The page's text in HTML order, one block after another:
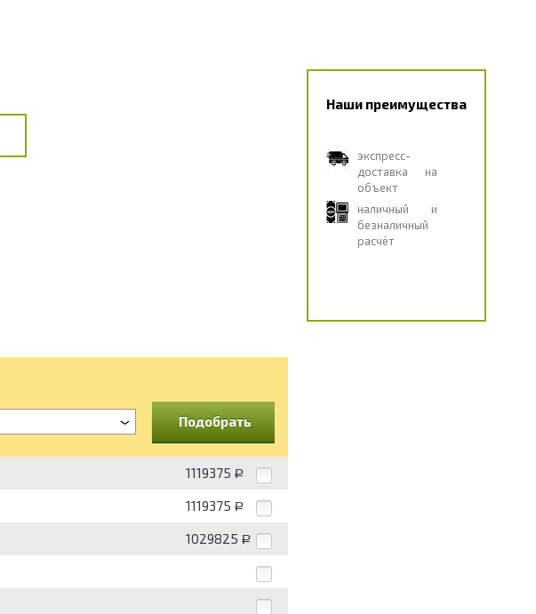
Наши преимущества
экспресс-
доставка на
объект
наличный и
безналичный
расчёт
Подобрать
1119375 Р
1119375 Р
1029825 Р